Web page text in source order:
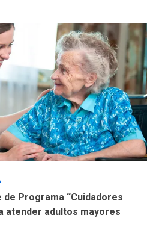
en diplomado para
y manejo de
de turismo
Programa “Cuidadores
atender adultos mayores